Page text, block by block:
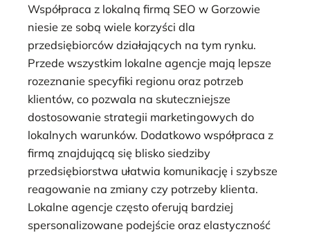
Współpraca z lokalną firmą SEO w Gorzowie
niesie ze sobą wiele korzyści dla
przedsiębiorców działających na tym rynku.
Przede wszystkim lokalne agencje mają lepsze
rozeznanie specyfiki regionu oraz potrzeb
klientów, co pozwala na skuteczniejsze
dostosowanie strategii marketingowych do
lokalnych warunków. Dodatkowo współpraca z
firmą znajdującą się blisko siedziby
przedsiębiorstwa ułatwia komunikację i szybsze
reagowanie na zmiany czy potrzeby klienta.
Lokalne agencje często oferują bardziej
spersonalizowane podejście oraz elastyczność